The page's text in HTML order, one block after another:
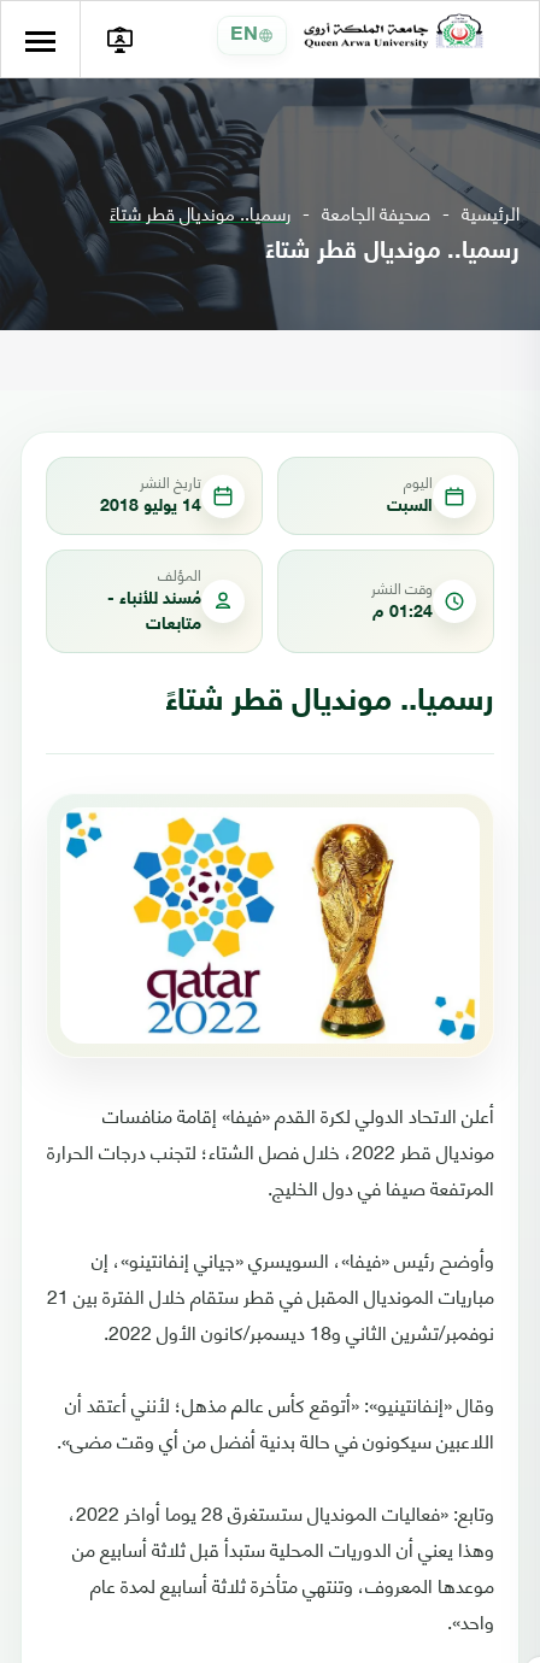
EN
الرئيسية صحيفة الجامعة رسميا.. مونديال قطر شتاءً
رسميا.. مونديال قطر شتاءً
اليوم
السبت
تاريخ النشر
14 يوليو 2018
وقت النشر
01:24 م
المؤلف
مُسند للأنباء -
متابعات
رسميا.. مونديال قطر شتاءً
أعلن الاتحاد الدولي لكرة القدم «فيفا» إقامة منافسات
مونديال قطر 2022، خلال فصل الشتاء؛ لتجنب درجات الحرارة
المرتفعة صيفا في دول الخليج.
وأوضح رئيس «فيفا»، السويسري «جياني إنفانتينو»، إن
مباريات المونديال المقبل في قطر ستقام خلال الفترة بين 21
نوفمبر/تشرين الثاني و18 ديسمبر/كانون الأول 2022.
وقال «إنفانتينيو»: «أتوقع كأس عالم مذهل؛ لأنني أعتقد أن
اللاعبين سيكونون في حالة بدنية أفضل من أي وقت مضى».
وتابع: «فعاليات المونديال ستستغرق 28 يوما أواخر 2022،
وهذا يعني أن الدوريات المحلية ستبدأ قبل ثلاثة أسابيع من
موعدها المعروف، وتنتهي متأخرة ثلاثة أسابيع لمدة عام
واحد».